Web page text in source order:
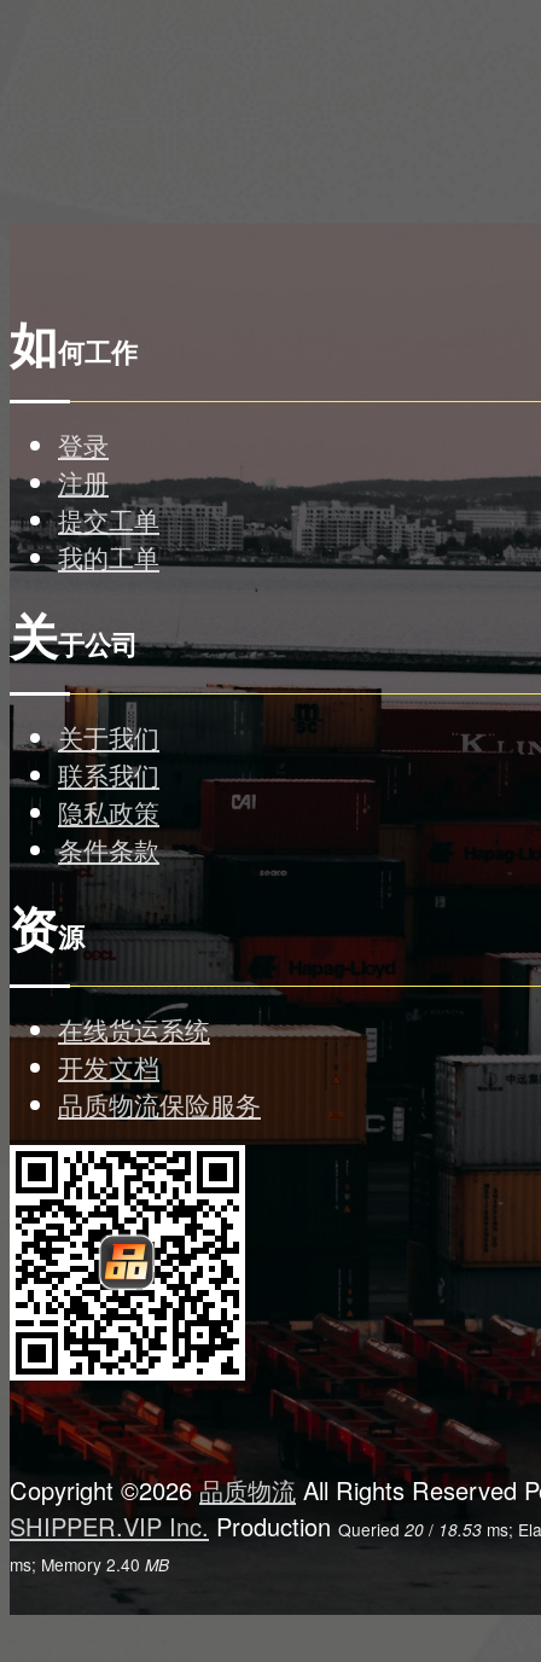
如何工作
登录
注册
提交工单
我的工单
关于公司
关于我们
联系我们
隐私政策
条件条款
资源
在线货运系统
开发文档
品质物流保险服务
Copyright ©2026品质物流 All Rights Reserved
SHIPPER.VIP Inc. Production Queried20 / 18.53 ms;
ms; Memory 2.40 MB